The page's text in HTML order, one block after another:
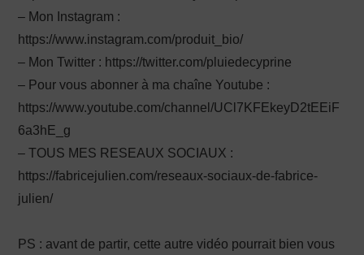
– Mon Instagram :
https://www.instagram.com/produit_bio/
– Mon Twitter : https://twitter.com/pluiedecyprine
– Pour vous abonner à ma chaîne Youtube :
https://www.youtube.com/channel/UCl7KFEkeyD2tEEiF
6a3hE_g
– TOUS MES RESEAUX SOCIAUX :
https://fabricejulien.com/reseaux-sociaux-de-fabrice-
julien/
PS : avant de partir, cette autre vidéo pourrait bien vous